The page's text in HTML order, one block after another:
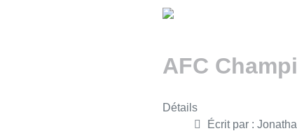
AFC
Détails
Écrit par :